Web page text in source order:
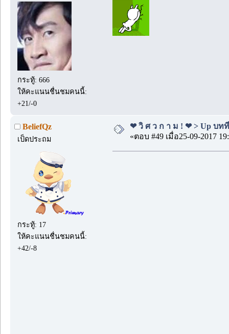
กระทู้: 666
ให้คะแนนชื่นชมคนนี้:
+21/-0
BeliefQz
เป็ดประถม
กระทู้: 17
ให้คะแนนชื่นชมคนนี้:
+42/-8
❤ วิ ศ ว ก า ม ! ❤ > Up บท
«ตอบ #49 เมื่อ25-09-2017